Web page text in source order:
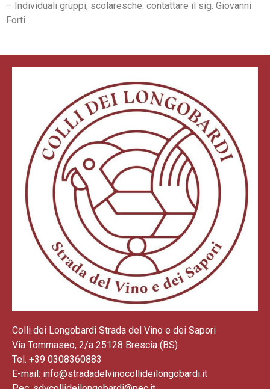
– Individuali gruppi, scolaresche: contattare il sig. Giovanni
Forti
Colli dei Longobardi Strada del Vino e dei Sapori
Via Tommaseo, 2/a 25128 Brescia (BS)
Tel. +39 0308360883
E-mail: info@stradadelvinocollideilongobardi.it